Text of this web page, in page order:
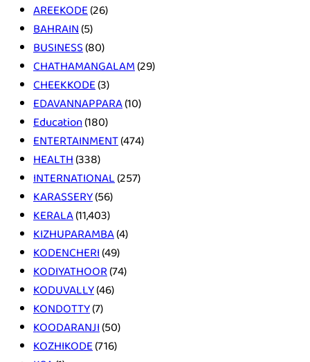
AREEKODE (26)
BAHRAIN (5)
BUSINESS (80)
CHATHAMANGALAM (29)
CHEEKKODE (3)
EDAVANNAPPARA(10)
Education(180)
ENTERTAINMENT(474)
HEALTH (338)
INTERNATIONAL (257)
KARASSERY(56)
KERALA(11,403)
KIZHUPARAMBA(4)
KODENCHERI (49)
KODIYATHOOR(74)
KODUVALLY(46)
KONDOTTY(7)
KOODARANJI (50)
KOZHIKODE (716)